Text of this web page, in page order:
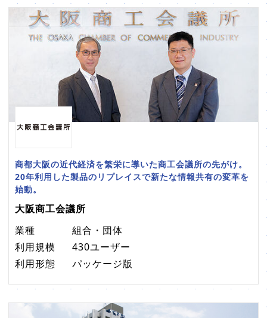
商都大阪の近代経済を繁栄に導いた商工会議所の先がけ。
20年利用した製品のリプレイスで新たな情報共有の変革を
始動。
大阪商工会議所
業種
組合・団体
利用規模
430ユーザー
利用形態
パッケージ版